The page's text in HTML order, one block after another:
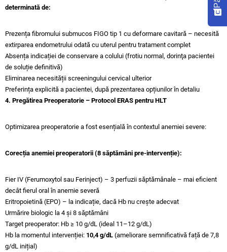
determinată de:
Prezența fibromului submucos FIGO tip 1 cu deformare cavitară – necesită
extirparea endometrului odată cu uterul pentru tratament complet
Absența indicației de conservare a colului (frotiu normal, dorinţa pacientei
de soluție definitivă)
Eliminarea necesității screeningului cervical ulterior
Preferința explicită a pacientei, după prezentarea opțiunilor în detaliu
4. Pregătirea Preoperatorie – Protocol ERAS pentru HLT
Optimizarea preoperatorie a fost esențială în contextul anemiei severe:
Corecția anemiei preoperatorii (8 săptămâni pre-intervenție):
Fier IV (Ferumoxytol sau Ferinject) – 3 perfuzii săptămânale – mai eficient
decât fierul oral în anemie severă
Eritropoietină (EPO) – la indicație, dacă Hb nu crește adecvat
Urmărire biologic la 4 și 8 săptămâni
Target preoperator: Hb ≥ 10 g/dL (ideal 11–12 g/dL)
Hb la momentul intervenției: 10,4 g/dL (ameliorare semnificativă față de 7,8
g/dL inițial)